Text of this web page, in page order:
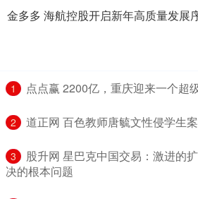
金多多 海航控股开启新年高质量发展
1 点点赢 2200亿，重庆迎来一个超
2 道正网 百色教师唐毓文性侵学生
3
股升网 星巴克中国交易：激进的
决的根本问题